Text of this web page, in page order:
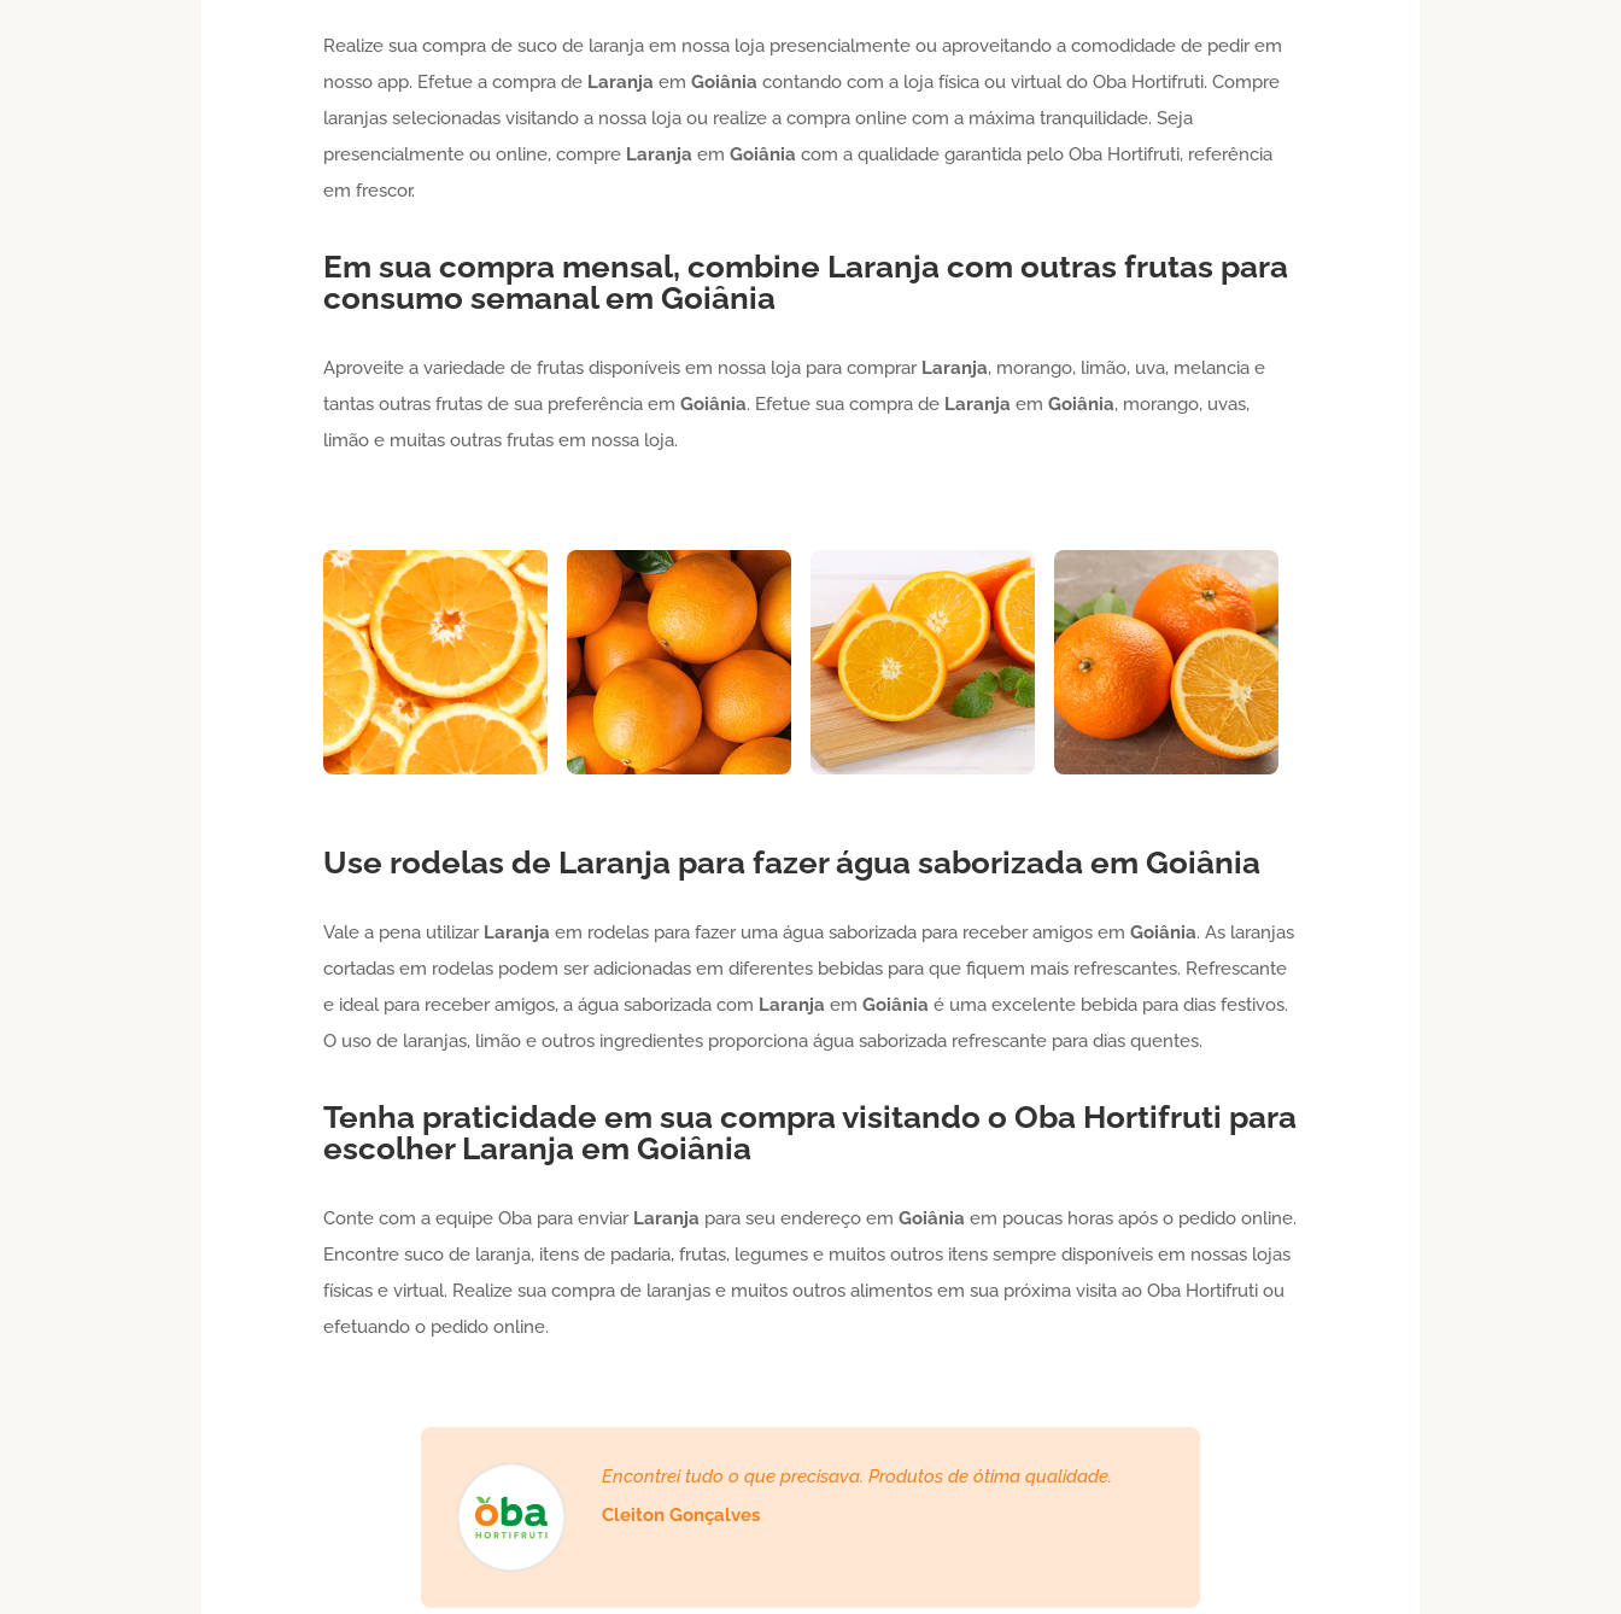
Realize sua compra de suco de laranja em nossa loja presencialmente ou aproveitando a comodidade de pedir em
nosso app. Efetue a compra de Laranja em Goiânia contando com a loja física ou virtual do Oba Hortifruti. Compre
laranjas selecionadas visitando a nossa loja ou realize a compra online com a máxima tranquilidade. Seja
presencialmente ou online, compre Laranja em Goiânia com a qualidade garantida pelo Oba Hortifruti, referência
em frescor.
Em sua compra mensal, combine Laranja com outras frutas para
consumo semanal em Goiânia
Aproveite a variedade de frutas disponíveis em nossa loja para comprar Laranja, morango, limão, uva, melancia e
tantas outras frutas de sua preferência em Goiânia. Efetue sua compra de Laranja em Goiânia, morango, uvas,
limão e muitas outras frutas em nossa loja.
Use rodelas de Laranja para fazer água saborizada em Goiânia
Vale a pena utilizar Laranja em rodelas para fazer uma água saborizada para receber amigos em Goiânia. As laranjas
cortadas em rodelas podem ser adicionadas em diferentes bebidas para que fiquem mais refrescantes. Refrescante
e ideal para receber amigos, a água saborizada com Laranja em Goiânia é uma excelente bebida para dias festivos.
O uso de laranjas, limão e outros ingredientes proporciona água saborizada refrescante para dias quentes.
Tenha praticidade em sua compra visitando o Oba Hortifruti para
escolher Laranja em Goiânia
Conte com a equipe Oba para enviar Laranja para seu endereço em Goiânia em poucas horas após o pedido online.
Encontre suco de laranja, itens de padaria, frutas, legumes e muitos outros itens sempre disponíveis em nossas lojas
físicas e virtual. Realize sua compra de laranjas e muitos outros alimentos em sua próxima visita ao Oba Hortifruti ou
efetuando o pedido online.
Encontrei tudo o que precisava. Produtos de ótima qualidade.
Cleiton Gonçalves